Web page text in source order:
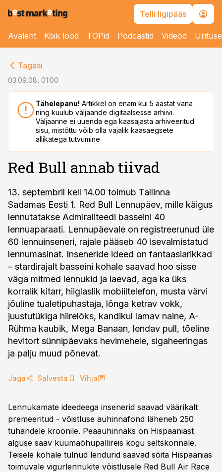
Telli ligipääs
Avaleht Kõik lood TOPid Podcastid Videod
Tagasi
03.09.08, 01:00
Tähelepanu! Artikkel on enam kui 5 aastat vana
ning kuulub väljaande digitaalsesse arhiivi.
Väljaanne ei uuenda ega kaasajasta arhiveeritud
sisu, mistõttu võib olla vajalik kaasaegsete
allikatega tutvumine
Red Bull annab tiivad
13. septembril kell 14.00 toimub Tallinna
Sadamas Eesti 1. Red Bull Lennupäev, mille käigus
lennutatakse Admiraliteedi basseini 40
lennuaparaati. Lennupäevale on registreerunud üle
60 lennuinseneri, rajale pääseb 40 isevalmistatud
lennumasinat. Inseneride ideed on fantaasiarikkad
– stardirajalt basseini kohale saavad hoo sisse
väga mitmed lennukid ja laevad, aga ka üks
korralik kitarr, hiiglaslik mobiiltelefon, musta värvi
jõuline tualetipuhastaja, lõnga ketrav vokk,
juustutükiga hiirelõks, kandikul lamav naine, A-
Rühma kaubik, Mega Banaan, lendav pull, tõeline
hevitort sünnipäevaks hevimehele, sigaheeringas
ja palju muud põnevat.
Jaga Salvesta Vihja
Lennukamate ideedeega insenerid saavad väärikalt
premeeritud - võistluse auhinnafond läheneb 250
tuhandele kroonile. Peaauhinnaks on Hispaaniast
alguse saav kuumaõhupallireis kogu seltskonnale.
Teisele kohale tulnud lendurid saavad sõita Hispaanias
toimuvale vigurlennukite võistlusele Red Bull Air Race